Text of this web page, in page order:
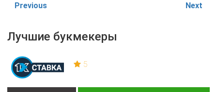
Лучшие букмекеры
5
Previous Next